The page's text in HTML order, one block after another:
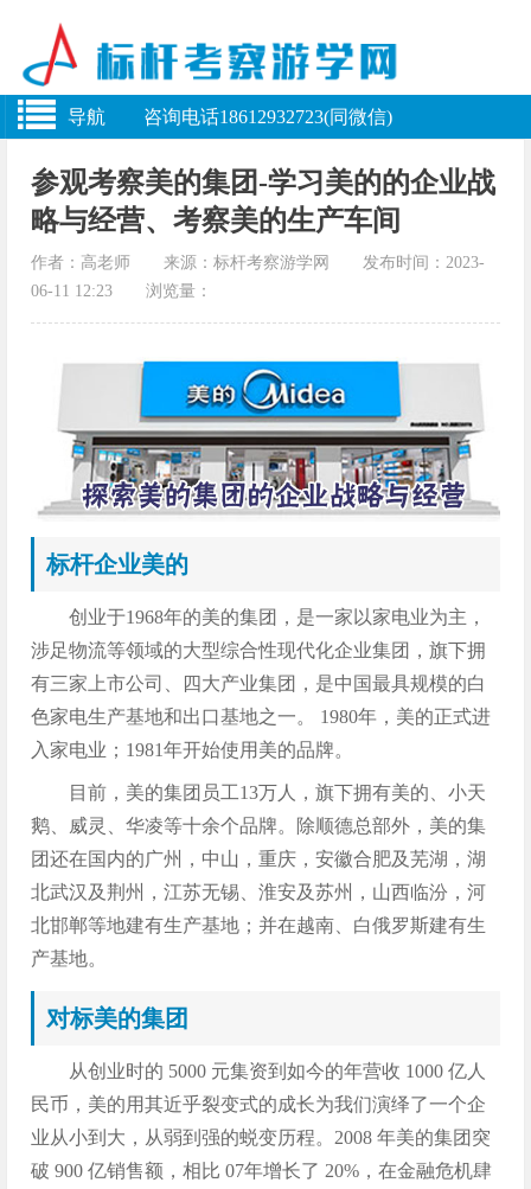
导航 咨询电话18612932723(同微信)
参观考察美的集团-学习美的的企业战
略与经营、考察美的生产车间
作者：高老师 来源：标杆考察游学网 发布时间：2023-
06-11 12:23 浏览量：
标杆企业美的
创业于1968年的美的集团，是一家以家电业为主，
涉足物流等领域的大型综合性现代化企业集团，旗下拥
有三家上市公司、四大产业集团，是中国最具规模的白
色家电生产基地和出口基地之一。 1980年，美的正式进
入家电业；1981年开始使用美的品牌。
目前，美的集团员工13万人，旗下拥有美的、小天
鹅、威灵、华凌等十余个品牌。除顺德总部外，美的集
团还在国内的广州，中山，重庆，安徽合肥及芜湖，湖
北武汉及荆州，江苏无锡、淮安及苏州，山西临汾，河
北邯郸等地建有生产基地；并在越南、白俄罗斯建有生
产基地。
对标美的集团
从创业时的 5000 元集资到如今的年营收 1000 亿人
民币，美的用其近乎裂变式的成长为我们演绎了一个企
业从小到大，从弱到强的蜕变历程。2008 年美的集团突
破 900 亿销售额，相比 07年增长了 20%，在金融危机肆